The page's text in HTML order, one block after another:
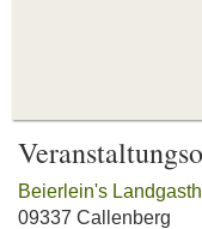
Beierlein's
09337 Callenberg